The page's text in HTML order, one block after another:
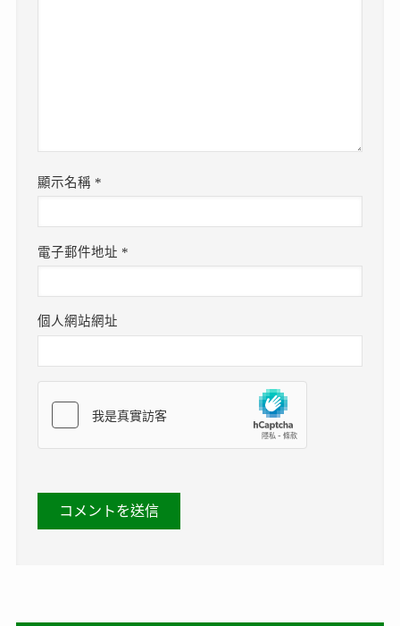
顯示名稱 *
電子郵件地址 *
個人網站網址